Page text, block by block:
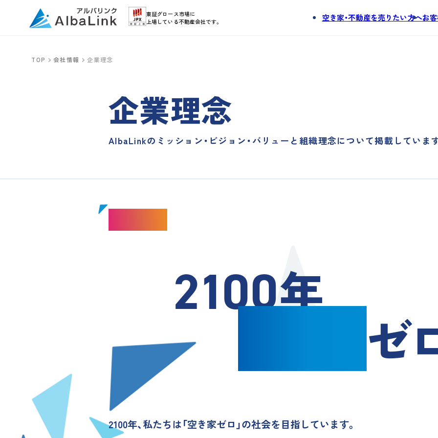
東証グロース市場に
上場している不動産会社です。
空き家・不動産を売りたい方へお
TOP 会社情報 企業理念
企業理念
AlbaLinkのミッション・ビジョン・バリューと組織理念について掲載していま
2100年
ゼ
2100年、私たちは「空き家ゼロ」の社会を目指しています。